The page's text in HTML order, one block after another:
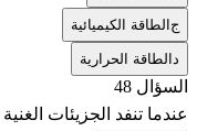
جالطاقة الكيميائية
الطاقة الحرارية
السؤال 48
عندما تنفد الجزيئات